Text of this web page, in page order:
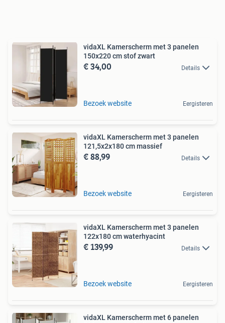
vidaXL Kamerscherm met 3 panelen
150x220 cm stof zwart
€ 34,00 Details
Bezoek website Eergisteren
vidaXL Kamerscherm met 3 panelen
121,5x2x180 cm massief
€ 88,99 Details
Bezoek website Eergisteren
vidaXL Kamerscherm met 3 panelen
122x180 cm waterhyacint
€ 139,99 Details
Bezoek website Eergisteren
vidaXL Kamerscherm met 6 panelen